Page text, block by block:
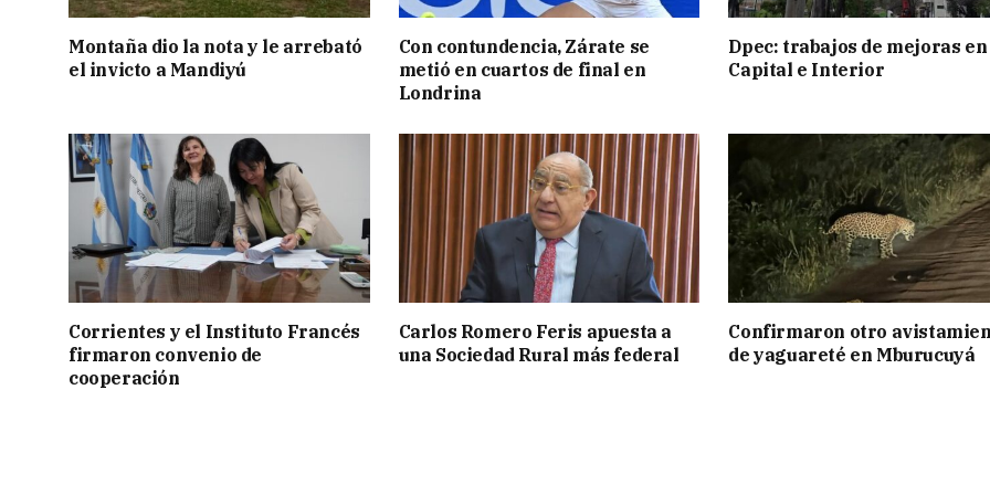
Montaña dio la nota y le arrebató
el invicto a Mandiyú
Con contundencia, Zárate se
metió en cuartos de final en
Londrina
Dpec: trabajos de mejoras en
Capital e Interior
Corrientes y el Instituto Francés
firmaron convenio de
cooperación
Carlos Romero Feris apuesta a
una Sociedad Rural más federal
Confirmaron otro
de yaguareté en Mburucuyá